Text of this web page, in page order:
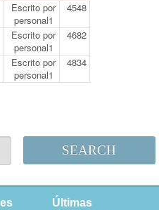
Escrito por
personal1
4548
Escrito por
personal1
4682
Escrito por
personal1
4834
SEARCH
Últimas